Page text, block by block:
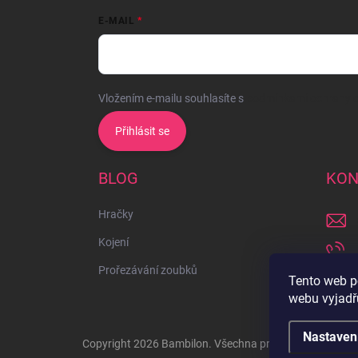
Tento web
webu
E-MAIL
Vložením e-mailu souhlasíte s
Přihlásit se
BLOG
Hračky
Kojení
Prořezávání zoubků
Copyright 2026 Bambilon. Všechna práva vyhrazena.